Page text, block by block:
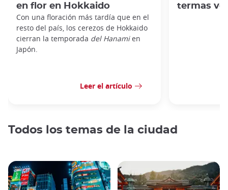
en flor en Hokkaido
Con una floración más tardía que en el
resto del país, los cerezos de Hokkaido
cierran la temporada del Hanamien
Japón.
Leer el artículo
termas
Todos los temas de la ciudad